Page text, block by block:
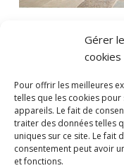
Gérer
cookies
Pour offrir les meilleures
telles que les cookies
appareils. Le fait de
traiter des données telles
uniques sur ce site. Le fait
consentement peut avoir
et fonctions.Photographe Nice